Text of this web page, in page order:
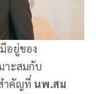
อยู่ของ
าะสมกับ
ำคัญที่ นพ.สม